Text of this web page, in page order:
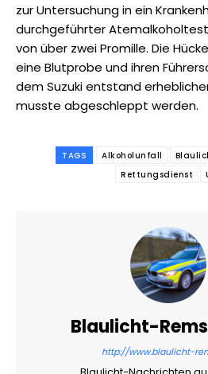
zur Untersuchung in ein
durchgeführter
von über zwei Promille. Die
eine Blutprobe und ihren
dem Suzuki entstand
musste abgeschleppt werden.
TAGS Alkoholunfall
Rettungsdienst
Blaulicht-
http://www.blaulicht-